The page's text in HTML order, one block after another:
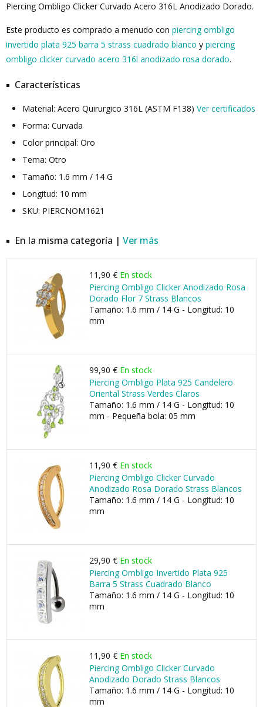
Piercing Ombligo Clicker Curvado Acero 316L Anodizado Dorado.
Este producto es comprado a menudo con piercing ombligo
invertido plata 925 barra 5 strass cuadrado blanco y piercing
ombligo clicker curvado acero 316l anodizado rosa dorado.
Características
Material: Acero Quirurgico 316L (ASTM F138) Ver certificados
Forma: Curvada
Color principal: Oro
Tema: Otro
Tamaño: 1.6 mm / 14 G
Longitud: 10 mm
SKU: PIERCNOM1621
En la misma categoría | Ver más
11,90 € En stock
Piercing Ombligo Clicker Anodizado Rosa
Dorado Flor 7 Strass Blancos
Tamaño: 1.6 mm / 14 G - Longitud: 10
mm
99,90 € En stock
Piercing Ombligo Plata 925 Candelero
Oriental Strass Verdes Claros
Tamaño: 1.6 mm / 14 G - Longitud: 10
mm - Pequeña bola: 05 mm
11,90 € En stock
Piercing Ombligo Clicker Curvado
Anodizado Rosa Dorado Strass Blancos
Tamaño: 1.6 mm / 14 G - Longitud: 10
mm
29,90 € En stock
Piercing Ombligo Invertido Plata 925
Barra 5 Strass Cuadrado Blanco
Tamaño: 1.6 mm / 14 G - Longitud: 10
mm
11,90 € En stock
Piercing Ombligo Clicker Curvado
Anodizado Dorado Strass Blancos
Tamaño: 1.6 mm / 14 G - Longitud: 10
mm